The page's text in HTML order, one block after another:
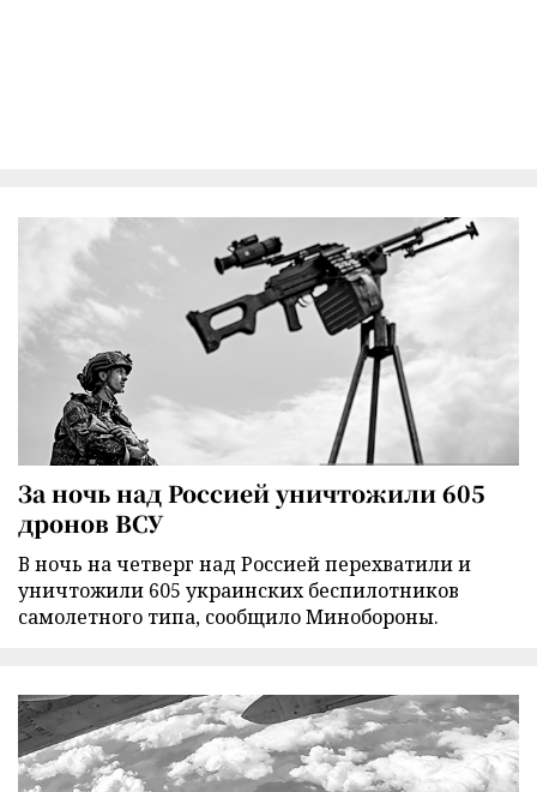
За ночь над Россией уничтожили 605
дронов ВСУ
В ночь на четверг над Россией перехватили и
уничтожили 605 украинских беспилотников
самолетного типа, сообщило Минобороны.